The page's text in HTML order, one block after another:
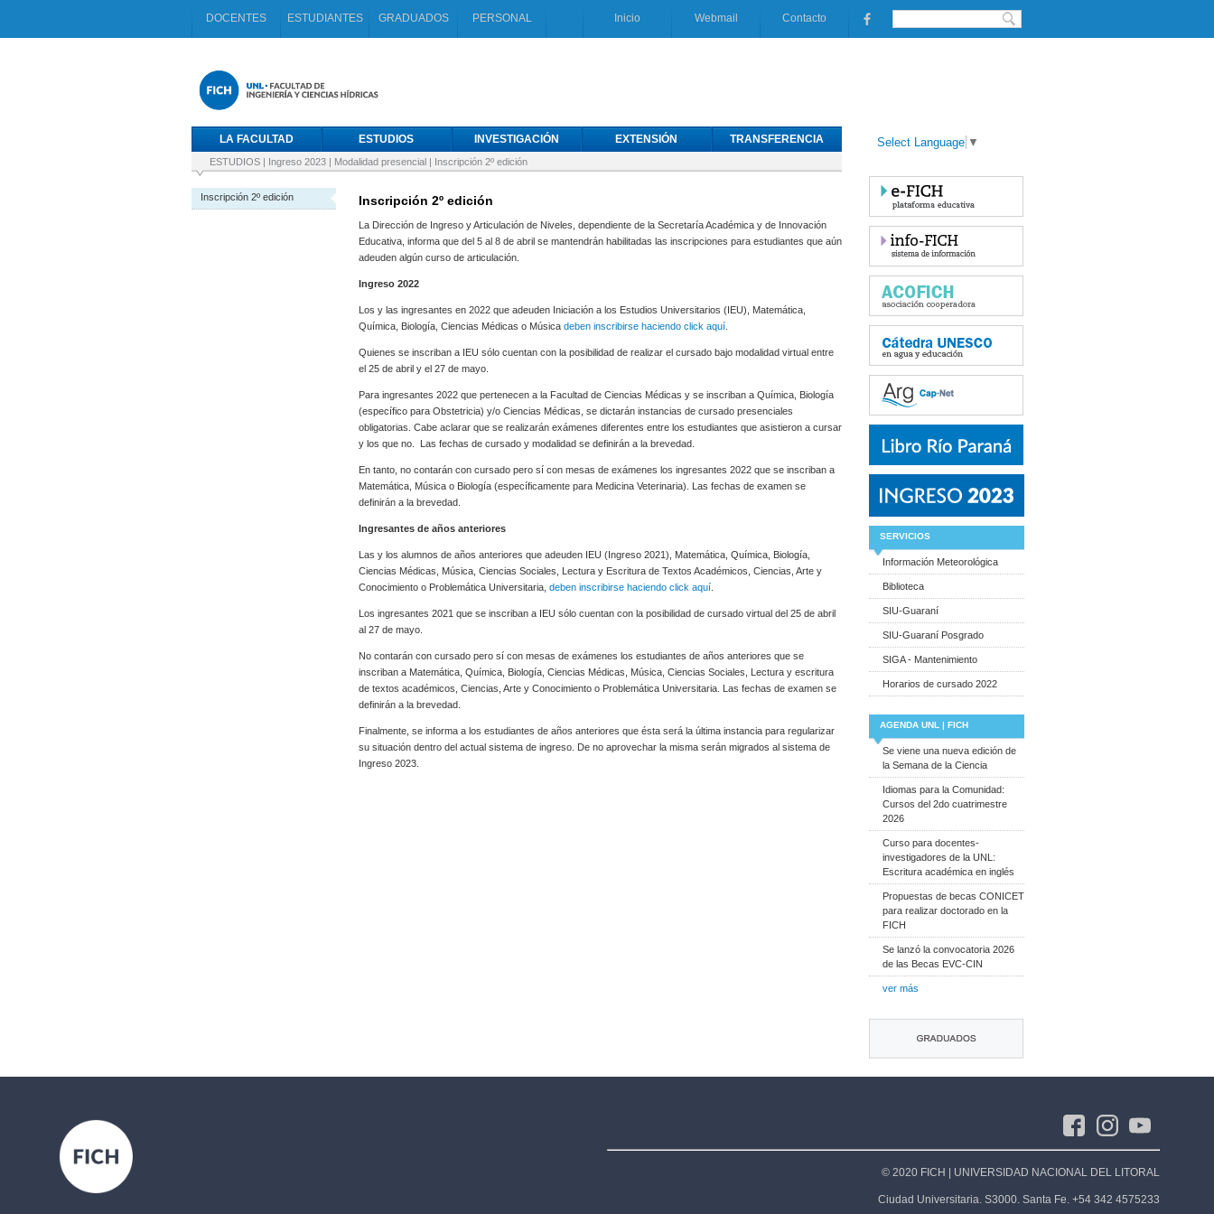
DOCENTES ESTUDIANTES GRADUADOS PERSONAL Inicio Webmail Contacto
Select Language ▼
SERVICIOS
Información Meteorológica
Biblioteca
SIU-Guaraní
SIU-Guaraní Posgrado
SIGA - Mantenimiento
Horarios de cursado 2022
AGENDA UNL | FICH
Se viene una nueva edición de
la Semana de la Ciencia
Idiomas para la Comunidad:
Cursos del 2do cuatrimestre
2026
​Curso para docentes-
investigadores de la UNL:
Escritura académica en inglés
Propuestas de becas CONICET
para realizar doctorado en la
FICH
Se lanzó la convocatoria 2026
de las Becas EVC-CIN
ver más
LA FACULTAD ESTUDIOS INVESTIGACIÓN EXTENSIÓN TRANSFERENCIA
ESTUDIOS | Ingreso 2023 | Modalidad presencial | Inscripción 2º edición
Inscripción 2º edición Inscripción 2º edición
La Dirección de Ingreso y Articulación de Niveles, dependiente de la Secretaría Académica y de Innovación
Educativa, informa que del 5 al 8 de abril se mantendrán habilitadas las inscripciones para estudiantes que aún
adeuden algún curso de articulación.
Ingreso 2022
Los y las ingresantes en 2022 que adeuden Iniciación a los Estudios Universitarios (IEU), Matemática,
Química, Biología, Ciencias Médicas o Música deben inscribirse haciendo click aquí
Quienes se inscriban a IEU sólo cuentan con la posibilidad de realizar el cursado bajo modalidad virtual entre
el 25 de abril y el 27 de mayo.
Para ingresantes 2022 que pertenecen a la Facultad de Ciencias Médicas y se inscriban a Química, Biología
(específico para Obstetricia) y/o Ciencias Médicas, se dictarán instancias de cursado presenciales
obligatorias. Cabe aclarar que se realizarán exámenes diferentes entre los estudiantes que asistieron a cursar
y los que no. Las fechas de cursado y modalidad se definirán a la brevedad.
En tanto, no contarán con cursado pero sí con mesas de exámenes los ingresantes 2022 que se inscriban a
Matemática, Música o Biología (específicamente para Medicina Veterinaria). Las fechas de examen se
definirán a la brevedad.
Ingresantes de años anteriores
Las y los alumnos de años anteriores que adeuden IEU (Ingreso 2021), Matemática, Química, Biología,
Ciencias Médicas, Música, Ciencias Sociales, Lectura y Escritura de Textos Académicos, Ciencias, Arte y
Conocimiento o Problemática Universitaria, deben inscribirse haciendo click aquí
Los ingresantes 2021 que se inscriban a IEU sólo cuentan con la posibilidad de cursado virtual del 25 de abril
al 27 de mayo.
No contarán con cursado pero sí con mesas de exámenes los estudiantes de años anteriores que se
inscriban a Matemática, Química, Biología, Ciencias Médicas, Música, Ciencias Sociales, Lectura y escritura
de textos académicos, Ciencias, Arte y Conocimiento o Problemática Universitaria. Las fechas de examen se
definirán a la brevedad.
Finalmente, se informa a los estudiantes de años anteriores que ésta será la última instancia para regularizar
su situación dentro del actual sistema de ingreso. De no aprovechar la misma serán migrados al sistema de
Ingreso 2023.
© 2020 FICH | UNIVERSIDAD NACIONAL DEL LITORAL
Ciudad Universitaria. S3000. Santa Fe. +54 342 4575233